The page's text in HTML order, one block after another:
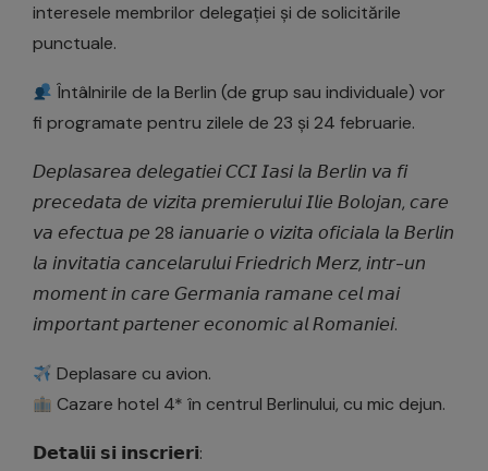
interesele membrilor delegației și de solicitările
punctuale.
Întâlnirile de la Berlin (de grup sau individuale) vor
fi programate pentru zilele de 23 și 24 februarie.
𝘋𝘦𝘱𝘭𝘢𝘴𝘢𝘳𝘦𝘢 𝘥𝘦𝘭𝘦𝘨𝘢𝘵𝘪𝘦𝘪 𝘊𝘊𝘐 𝘐𝘢𝘴𝘪 𝘭𝘢 𝘉𝘦𝘳𝘭𝘪𝘯 𝘷𝘢 𝘧𝘪
𝘱𝘳𝘦𝘤𝘦𝘥𝘢𝘵𝘢 𝘥𝘦 𝘷𝘪𝘻𝘪𝘵𝘢 𝘱𝘳𝘦𝘮𝘪𝘦𝘳𝘶𝘭𝘶𝘪 𝘐𝘭𝘪𝘦 𝘉𝘰𝘭𝘰𝘫𝘢𝘯, 𝘤𝘢𝘳𝘦
𝘷𝘢 𝘦𝘧𝘦𝘤𝘵𝘶𝘢 𝘱𝘦 28 𝘪𝘢𝘯𝘶𝘢𝘳𝘪𝘦 𝘰 𝘷𝘪𝘻𝘪𝘵𝘢 𝘰𝘧𝘪𝘤𝘪𝘢𝘭𝘢 𝘭𝘢 𝘉𝘦𝘳𝘭𝘪𝘯
𝘭𝘢 𝘪𝘯𝘷𝘪𝘵𝘢𝘵𝘪𝘢 𝘤𝘢𝘯𝘤𝘦𝘭𝘢𝘳𝘶𝘭𝘶𝘪 𝘍𝘳𝘪𝘦𝘥𝘳𝘪𝘤𝘩 𝘔𝘦𝘳𝘻, 𝘪𝘯𝘵𝘳-𝘶𝘯
𝘮𝘰𝘮𝘦𝘯𝘵 𝘪𝘯 𝘤𝘢𝘳𝘦 𝘎𝘦𝘳𝘮𝘢𝘯𝘪𝘢 𝘳𝘢𝘮𝘢𝘯𝘦 𝘤𝘦𝘭 𝘮𝘢𝘪
𝘪𝘮𝘱𝘰𝘳𝘵𝘢𝘯𝘵 𝘱𝘢𝘳𝘵𝘦𝘯𝘦𝘳 𝘦𝘤𝘰𝘯𝘰𝘮𝘪𝘤 𝘢𝘭 𝘙𝘰𝘮𝘢𝘯𝘪𝘦𝘪.
Deplasare cu avion.
Cazare hotel 4* în centrul Berlinului, cu mic dejun.
𝗗𝗲𝘁𝗮𝗹𝗶𝗶 𝘀𝗶 𝗶𝗻𝘀𝗰𝗿𝗶𝗲𝗿𝗶: